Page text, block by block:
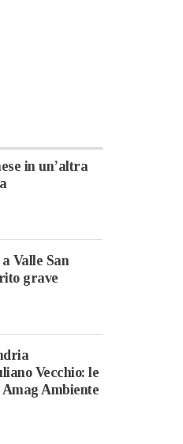
in un’altra
Valle San
grave
Vecchio: le
Ambiente